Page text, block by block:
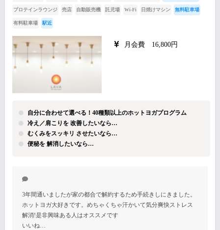
プロテインラウンジ 売店 自動販売機 託児場 Wi-Fi 日焼けマシン 無料駐車場
有料駐車場 駅近
月会費 16,800円
自分に合わせて選べる！40種類以上のホットヨガプログラム
冷え／肩こりを 改善したいなら…
むくみをスッキリ させたいなら…
便秘を 解消したいなら…
3年間通いましたが家の都合で解約するため手続きしにきました。
ホットヨガ大好きです。めちゃくちゃ汗かいて気分爽快ストレス
解消!是非興味ある人はオススメです
いいね…